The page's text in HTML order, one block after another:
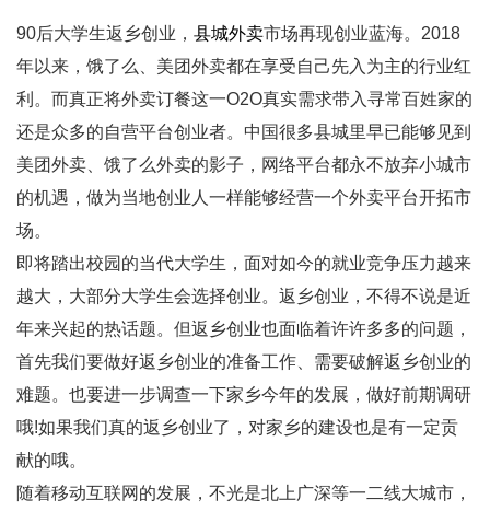
90后大学生返乡创业， 县城外卖市场再现创业蓝海。2018
年以来，饿了么、美团外卖都在享受自己先入为主的行业红
利。而真正将外卖订餐这一O2O真实需求带入寻常百姓家的
还是众多的自营平台创业者。中国很多县城里早已能够见到
美团外卖、饿了么外卖的影子，网络平台都永不放弃小城市
的机遇，做为当地创业人一样能够经营一个外卖平台开拓市
场。
即将踏出校园的当代大学生，面对如今的就业竞争压力越来
越大， 大部分大学生会选择创业。返乡创业，不得不说是近
年来兴起的热话题。但返乡创业也面临着许许多多的问题，
首先我们要做好返乡创业的准备工作、需要破解返乡创业的
难题。也要进一步调查一下家乡今年的发展，做好前期调研
哦!如果我们真的返乡创业了，对家乡的建设也是有一定贡
献的哦。
随着移动互联网的发展， 不光是北上广深等一二线大城市，